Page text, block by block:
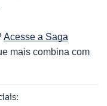
Acesse a Saga
mais combina com